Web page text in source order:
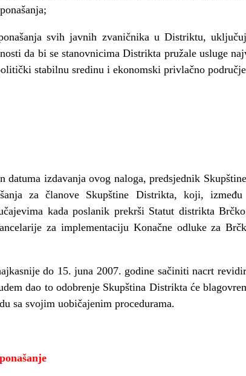
svih javnih zvaničnika u Distriktu,
da bi se stanovnicima Distrikta pružale usluge
stabilnu sredinu i ekonomski privlačno
izdavanja ovog naloga, predsjednik
za članove Skupštine Distrikta, koji,
kada poslanik prekrši Statut distrikta
za implementaciju Konačne odluke za
do 15. juna 2007. godine sačiniti nacrt
dao to odobrenje Skupština Distrikta će
sa svojim uobičajenim procedurama.